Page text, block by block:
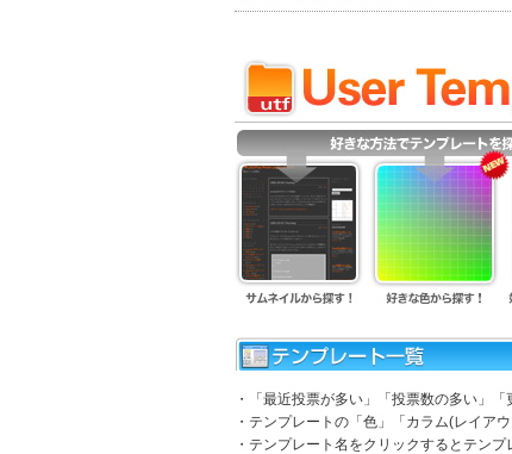
・「最近投票が多い」「投票数の多い」
・テンプレートの「色」「カラム(レイア
・テンプレート名をクリックするとテン